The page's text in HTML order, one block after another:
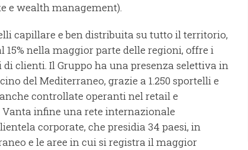
e wealth management).
capillare e ben distribuita su tutto il territorio,
nella maggior parte delle regioni, offre i
clienti. Il Gruppo ha una presenza selettiva in
del Mediterraneo, grazie a 1.250 sportelli e
controllate operanti nel retail e
infine una rete internazionale
corporate, che presidia 34 paesi, in
e le aree in cui si registra il maggior